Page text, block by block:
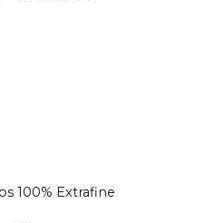
100% Extrafine